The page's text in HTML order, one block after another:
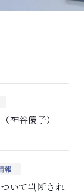
神谷優子）
報
いて判断され